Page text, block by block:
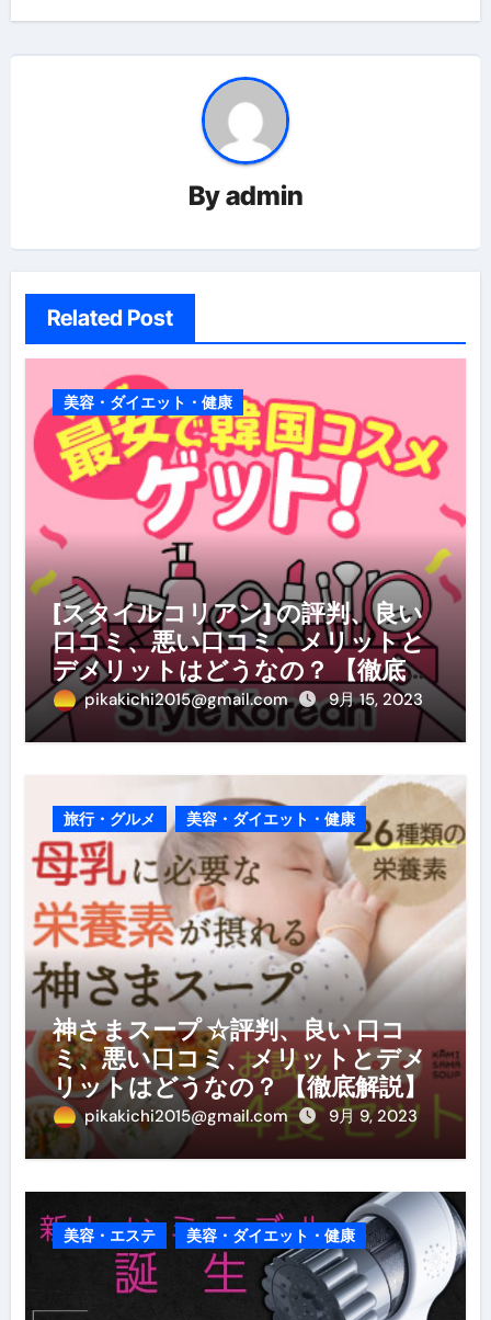
Byadmin
Related Post
美容・ダイエット・健康
[スタイルコリアン] の評判、良い
口コミ、悪い口コミ、メリットと
デメリットはどうなの？ 【徹底解
説】pikakichi2015@gmail.com 9月 15, 2023
旅行・グルメ 美容・ダイエット・健康
神さまスープ ☆評判、良い 口コ
ミ、悪い口コミ、メリットとデメ
リットはどうなの？ 【徹底解説】
pikakichi2015@gmail.com 9月 9, 2023
美容・エステ 美容・ダイエット・健康